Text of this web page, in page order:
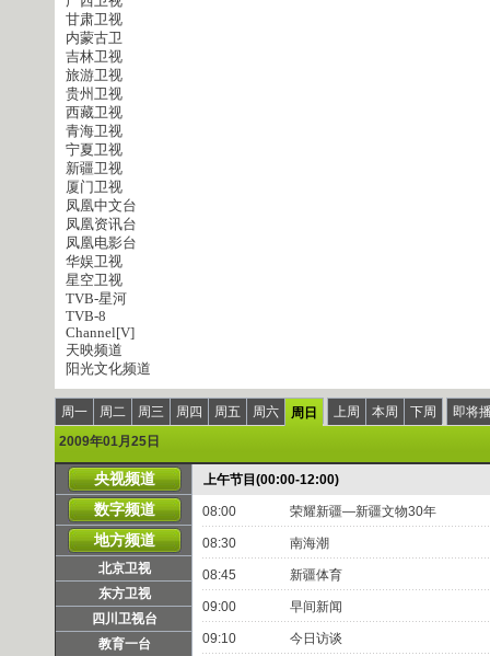
甘肃卫视
内蒙古卫
吉林卫视
旅游卫视
贵州卫视
西藏卫视
青海卫视
宁夏卫视
新疆卫视
厦门卫视
凤凰中文台
凤凰资讯台
凤凰电影台
华娱卫视
星空卫视
TVB-星河
TVB-8
Channel[V]
天映频道
阳光文化频道
周一 周二 周三 周四 周五 周六 周日 上周 本周 下周
即将
2009年01月25日
央视频道
数字频道
地方频道
北京卫视
东方卫视
四川卫视台
教育一台
上午节目(00:00-12:00)
08:00 荣耀新疆—新疆文物30年
08:30 南海潮
08:45 新疆体育
09:00 早间新闻
09:10 今日访谈